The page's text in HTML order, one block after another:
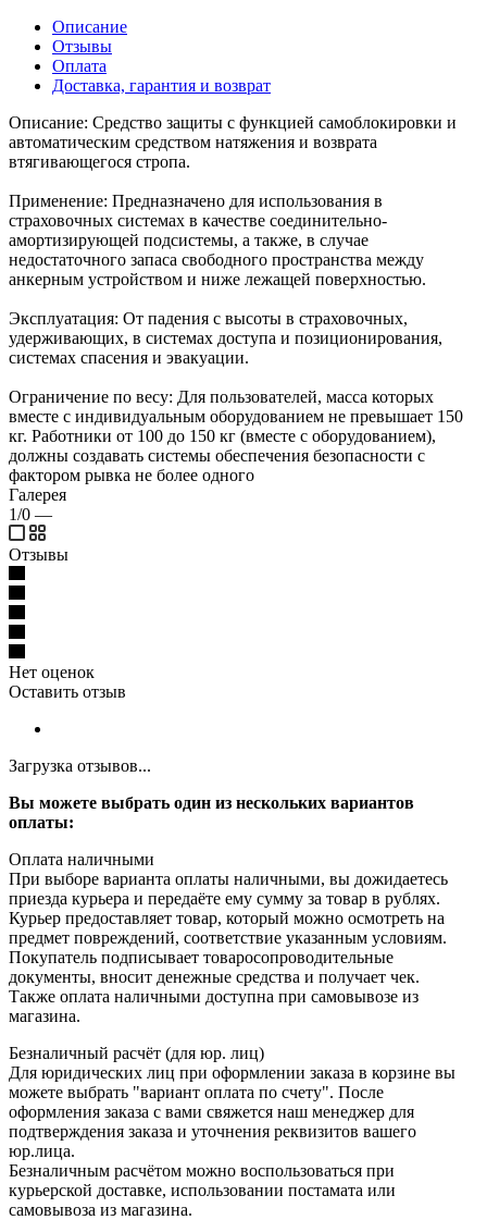
Описание
Отзывы
Оплата
Доставка, гарантия и возврат
Описание: Средство защиты с функцией самоблокировки и
автоматическим средством натяжения и возврата
втягивающегося стропа.
Применение: Предназначено для использования в
страховочных системах в качестве соединительно-
амортизирующей подсистемы, а также, в случае
недостаточного запаса свободного пространства между
анкерным устройством и ниже лежащей поверхностью.
Эксплуатация: От падения с высоты в страховочных,
удерживающих, в системах доступа и позиционирования,
системах спасения и эвакуации.
Ограничение по весу: Для пользователей, масса которых
вместе с индивидуальным оборудованием не превышает 150
кг. Работники от 100 до 150 кг (вместе с оборудованием),
должны создавать системы обеспечения безопасности с
фактором рывка не более одного
Галерея
1/0 —
Отзывы
Нет оценок
Оставить отзыв
Загрузка отзывов...
Вы можете выбрать один из нескольких вариантов
оплаты:
Оплата наличными
При выборе варианта оплаты наличными, вы дожидаетесь
приезда курьера и передаёте ему сумму за товар в рублях.
Курьер предоставляет товар, который можно осмотреть на
предмет повреждений, соответствие указанным условиям.
Покупатель подписывает товаросопроводительные
документы, вносит денежные средства и получает чек.
Также оплата наличными доступна при самовывозе из
магазина.
Безналичный расчёт (для юр. лиц)
Для юридических лиц при оформлении заказа в корзине вы
можете выбрать "вариант оплата по счету". После
оформления заказа с вами свяжется наш менеджер для
подтверждения заказа и уточнения реквизитов вашего
юр.лица.
Безналичным расчётом можно воспользоваться при
курьерской доставке, использовании постамата или
самовывоза из магазина.